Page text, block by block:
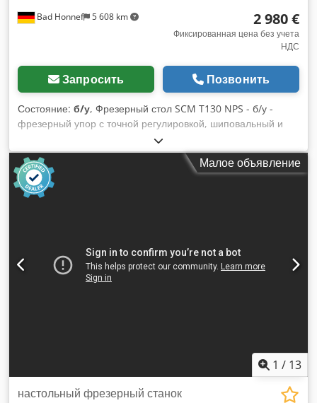
Bad Honnef 5 608 km 2 980 €
Фиксированная цена без учета
НДС
Запросить Позвонить
Состояние: б/у, Фрезерный стол SCM T130 NPS - б/у -
фрезерный упор с точной регулировкой, шиповальный и
долбежный стол, правое/левое вращение ----- Технические
данные ----- Размер стола: 1.080 x 750 мм, Диаметр
шпинделя: 30 мм, Скорости:
3.000/4.500/6.000/7.000/10.000 об/мин, Диаметр патрубка
отсоса: 120 мм, Диаметр нижнего патрубка отсоса: 120 мм
Малое объявление
1 / 13
настольный фрезерный станок